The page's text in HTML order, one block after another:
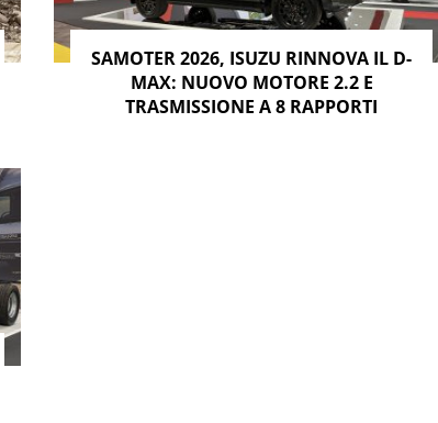
SAMOTER 2026, ISUZU RINNOVA IL D-
MAX: NUOVO MOTORE 2.2 E
TRASMISSIONE A 8 RAPPORTI